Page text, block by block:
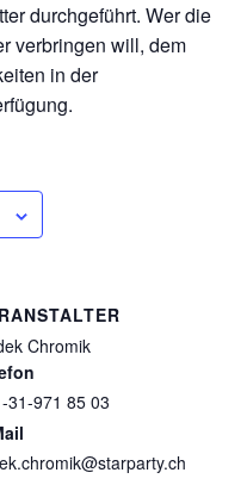
durchgeführt. Wer die
verbringen will, dem
in der
Chromik
31-971 85 03